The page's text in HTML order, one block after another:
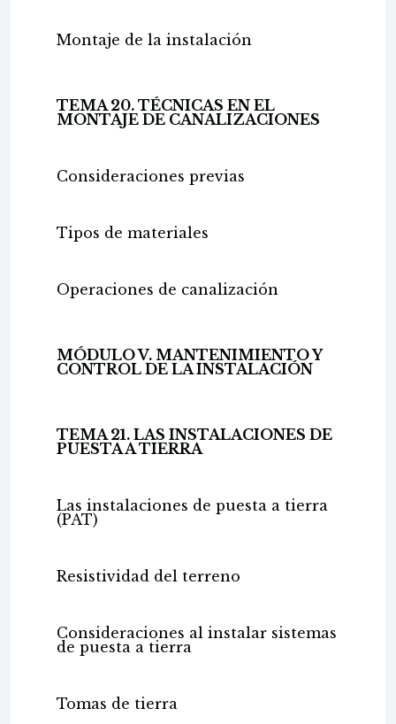
Montaje de la instalación
TEMA 20. TÉCNICAS EN EL
MONTAJE DE CANALIZACIONES
Consideraciones previas
Tipos de materiales
Operaciones de canalización
MÓDULO V. MANTENIMIENTO Y
CONTROL DE LA INSTALACIÓN
TEMA 21. LAS INSTALACIONES DE
PUESTA A TIERRA
Las instalaciones de puesta a tierra
(PAT)
Resistividad del terreno
Consideraciones al instalar sistemas
de puesta a tierra
Tomas de tierra